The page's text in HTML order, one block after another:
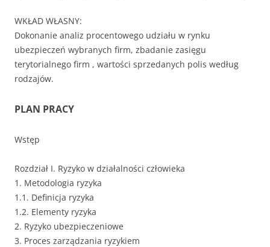
WKŁAD WŁASNY:
Dokonanie analiz procentowego udziału w rynku
ubezpieczeń wybranych firm, zbadanie zasięgu
terytorialnego firm , wartości sprzedanych polis według
rodzajów.
PLAN PRACY
Wstęp
Rozdział I. Ryzyko w działalności człowieka
1. Metodologia ryzyka
1.1. Definicja ryzyka
1.2. Elementy ryzyka
2. Ryzyko ubezpieczeniowe
3. Proces zarządzania ryzykiem